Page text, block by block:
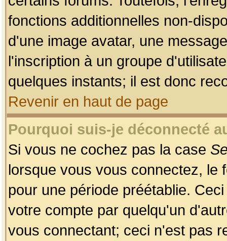
fonctions additionnelles non-
d'une image avatar, une
l'inscription à un groupe
quelques instants; il est donc
Revenir en haut de page
Pourquoi suis-je déconnecté
Si vous ne cochez pas la case
lorsque vous vous connectez, le
pour une période préétablie.
votre compte par quelqu'un
vous connectant; ceci n'est pas